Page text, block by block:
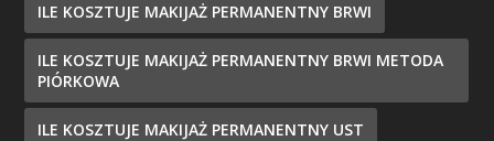
ILE KOSZTUJE MAKIJAŻ PERMANENTNY BRWI
ILE KOSZTUJE MAKIJAŻ PERMANENTNY BRWI METODA
PIÓRKOWA
ILE KOSZTUJE MAKIJAŻ PERMANENTNY UST